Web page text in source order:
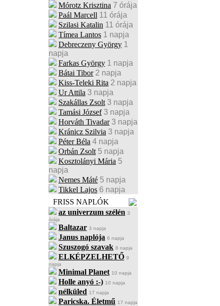
Mórotz Krisztina 7 órája
Paál Marcell 11 órája
Szilasi Katalin 11 órája
Tímea Lantos 1 napja
Debreczeny György 1
napja
Farkas György 1 napja
Bátai Tibor 2 napja
Kiss-Teleki Rita 2 napja
Ur Attila 3 napja
Szakállas Zsolt 3 napja
Tamási József 3 napja
Horváth Tivadar 3 napja
Kránicz Szilvia 3 napja
Péter Béla 4 napja
Orbán Zsolt 5 napja
Kosztolányi Mária 5
napja
Nemes Máté 5 napja
Tikkel Lajos 6 napja
FRISS NAPLÓK
az univerzum szélén 3
órája
Baltazar 3 napja
Janus naplója 6 napja
Szuszogó szavak 8 napja
ELKÉPZELHETŐ 9
napja
Minimal Planet 10 napja
Holle anyó :-) 10 napja
nélküled 17 napja
Paricska. Életmű 17 napja